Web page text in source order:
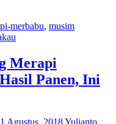
merbabu, musim
Merapi
Panen, Ini
Agustus, 2018Yulianto